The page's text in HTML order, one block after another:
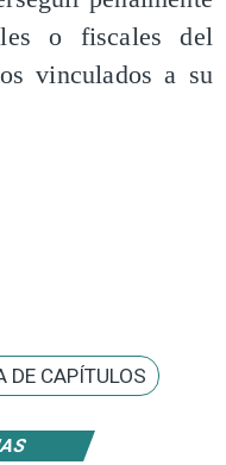
o fiscales del
vinculados a su
DE CAPÍTULOS